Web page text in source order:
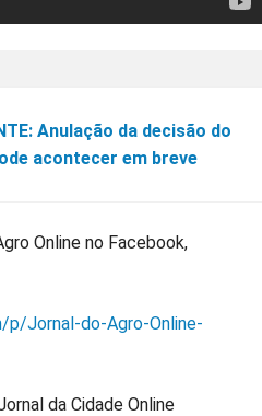
Anulação da decisão do
acontecer em breve
Online no Facebook,
Jornal-do-Agro-Online-
da Cidade Online